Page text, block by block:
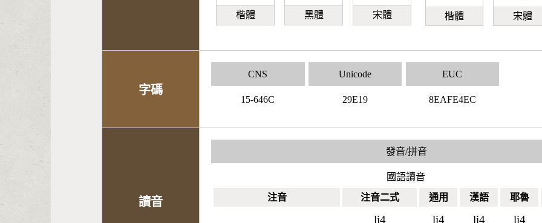
楷體 黑體 宋體 楷體 宋體
字碼
CNS
15-646C
Unicode
29E19
EUC
8EAFE4EC
讀音
發音/拼音
國語讀音
注音
注音二式 通用 漢語 耶魯
li4
li4
li4
li4